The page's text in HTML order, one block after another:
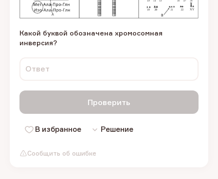
Сообщить об ошибке
Какой буквой обозначена хромосомная
инверсия?
Ответ
Проверить
В избранное Решение